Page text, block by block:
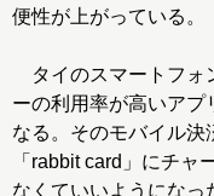
便性が上がっている。
タイのスマートフォ
ーの利用率が高いアプ
なる。そのモバイル
「rabbit card」にチャ
なくていいようになっ